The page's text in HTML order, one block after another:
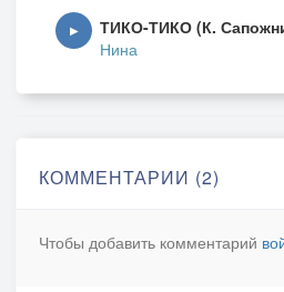
▶ ТИКО-ТИКО (К.
Нина
КОММЕНТАРИИ (2)
Чтобы добавить комментарий